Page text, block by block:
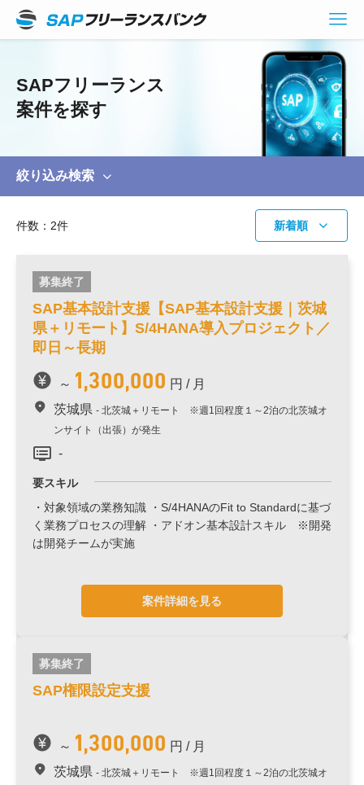
SAPフリーランス
案件を探す
絞り込み検索
FI
PP SD
その他
業務領域
要件定義
運用・保守
テスト
件数：2件
募集終了
SAP基本設計支援【SAP基本設計支援｜茨城
県＋リモート】S/4HANA導入プロジェクト／
即日～長期
～ 1,300,000 円 / 月
茨城県
北茨城＋リモート ※週1回程度１～2泊の北茨城オ
ンサイト（出張）が発生
-
要スキル
・対象領域の業務知識 ・S/4HANAのFit to Standardに基づ
く業務プロセスの理解 ・アドオン基本設計スキル ※開発
は開発チームが実施
案件詳細を見る
募集終了
SAP権限設定支援
～ 1,300,000 円 / 月
茨城県
北茨城＋リモート ※週1回程度１～2泊の北茨城オ